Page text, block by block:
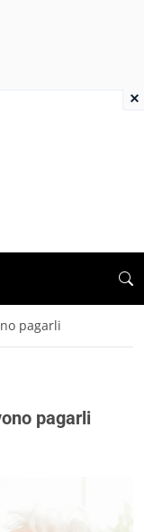
pagarli
pagarli
×